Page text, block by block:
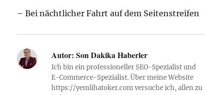
– Bei nächtlicher Fahrt auf dem Seitenstreifen
Autor: Son Dakika Haberler
Ich bin ein professioneller SEO-Spezialist und
E-Commerce-Spezialist. Über meine Website
https://yemlihatoker.com versuche ich, allen zu